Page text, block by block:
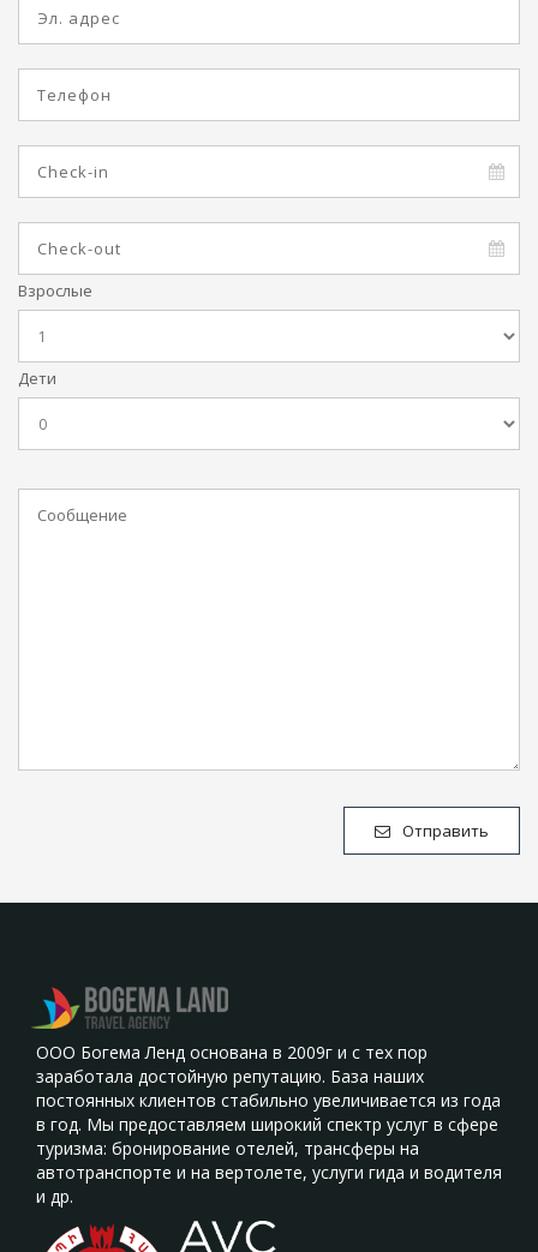
Взрослые
Дети
Отправить
ООО Богема Ленд основана в 2009г и с тех пор
заработала достойную репутацию. База наших
постоянных клиентов стабильно увеличивается из года
в год. Мы предоставляем широкий спектр услуг в сфере
туризма: бронирование отелей, трансферы на
автотранспорте и на вертолете, услуги гида и водителя
и др.